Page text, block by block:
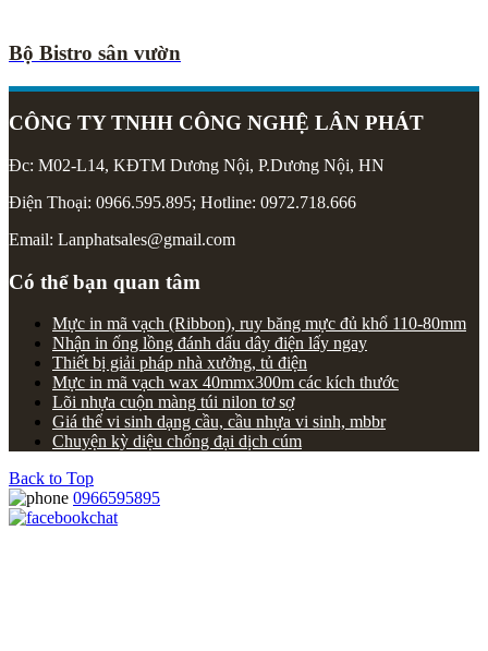
Bộ Bistro sân vườn
CÔNG TY TNHH CÔNG NGHỆ LÂN PHÁT
Đc: M02-L14, KĐTM Dương Nội, P.Dương Nội, HN
Điện Thoại: 0966.595.895; Hotline: 0972.718.666
Email: Lanphatsales@gmail.com
Có thể bạn quan tâm
Mực in mã vạch (Ribbon), ruy băng mực đủ khổ 110-80mm
Nhận in ống lồng đánh dấu dây điện lấy ngay
Thiết bị giải pháp nhà xưởng, tủ điện
Mực in mã vạch wax 40mmx300m các kích thước
Lõi nhựa cuộn màng túi nilon tơ sợ
Giá thể vi sinh dạng cầu, cầu nhựa vi sinh, mbbr
Chuyện kỳ diệu chống đại dịch cúm
Back to Top
0966595895